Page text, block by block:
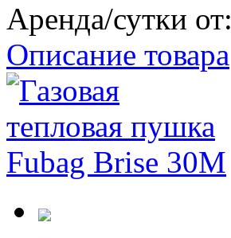
Аренда/сутки от:
Описание товара